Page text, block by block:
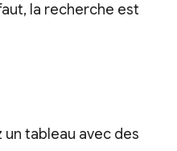
la recherche est
un tableau avec des